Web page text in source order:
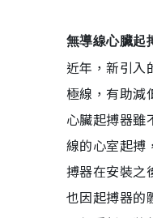
無導線心臟起
近年，新引入
極線，有助減
心臟起搏器雖
線的心室起搏
搏器在安裝之
也因起搏器的